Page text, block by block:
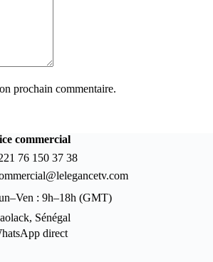
prochain commentaire.
commercial
76 150 37 38
: 9h–18h (GMT)
Sénégal
direct